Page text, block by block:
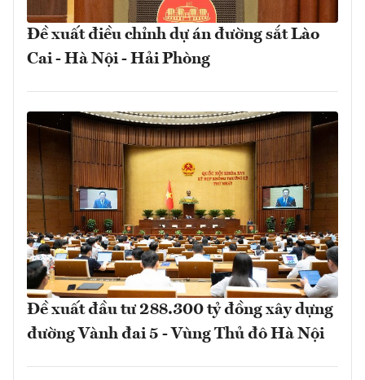
Đề xuất điều chỉnh dự án đường sắt Lào
Cai - Hà Nội - Hải Phòng
Đề xuất đầu tư 288.300 tỷ đồng xây dựng
đường Vành đai 5 - Vùng Thủ đô Hà Nội